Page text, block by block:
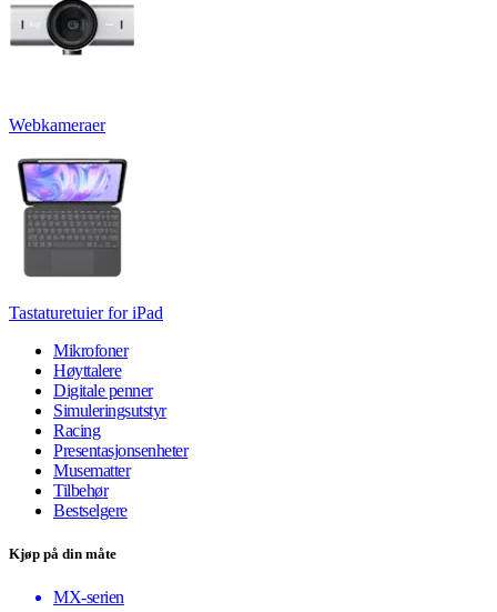
Webkameraer
Tastaturetuier for iPad
Mikrofoner
Høyttalere
Digitale penner
Simuleringsutstyr
Racing
Presentasjonsenheter
Musematter
Tilbehør
Bestselgere
Kjøp på din måte
MX-serien